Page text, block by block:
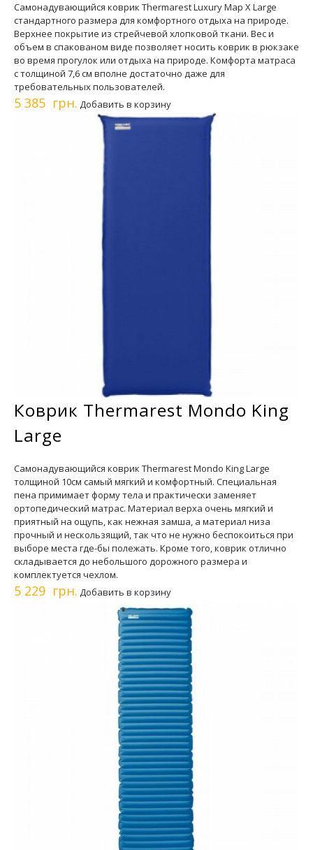
Самонадувающийся коврик Thermarest Luxury Map X Large
стандартного размера для комфортного отдыха на природе.
Верхнее покрытие из стрейчевой хлопковой ткани. Вес и
объем в спакованом виде позволяет носить коврик в рюкзаке
во время прогулок или отдыха на природе. Комфорта матраса
с толщиной 7,6 см вполне достаточно даже для
требовательных пользователей.
5 385 грн. Добавить в корзину
Коврик Thermarest Mondo King
Large
Самонадувающийся коврик Thermarest Mondo King Large
толщиной 10см самый мягкий и комфортный. Специальная
пена примимает форму тела и практически заменяет
ортопедический матрас. Материал верха очень мягкий и
приятный на ощупь, как нежная замша, а материал низа
прочный и нескользящий, так что не нужно беспокоиться при
выборе места где-бы полежать. Кроме того, коврик отлично
складывается до небольшого дорожного размера и
комплектуется чехлом.
5 229 грн. Добавить в корзину